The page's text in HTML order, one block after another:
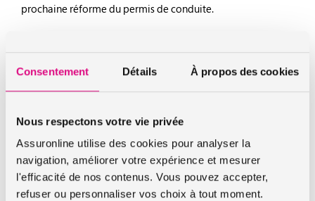
Consentement Détails À propos des cookies
Nous respectons votre vie privée
Assuronline utilise des cookies pour analyser la
navigation, améliorer votre expérience et mesurer
l'efficacité de nos contenus. Vous pouvez accepter,
refuser ou personnaliser vos choix à tout moment.
prochaine réforme du permis de conduite.
l’âge de 16 à 15 ans pour pouvoir conduire ?
but de mieux préparer les jeunes à la conduite. Comment ?
En les incitant tout simplement à débuter la conduite
accompagnée plus jeunes. Cela permettrait alors de les
sensibiliser davantage aux dangers et aux risques de la
conduite avant l’âge légal de 18 ans. Un projet très attendu